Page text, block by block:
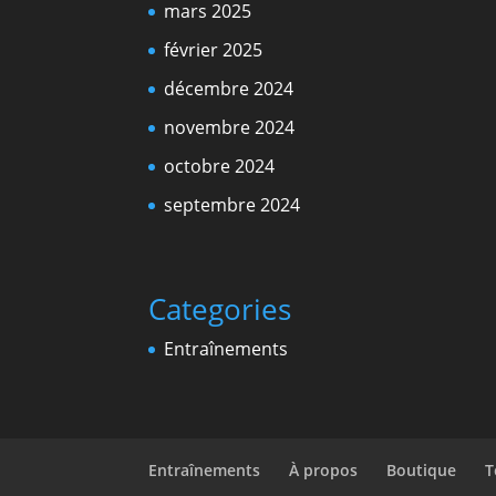
mars 2025
février 2025
décembre 2024
novembre 2024
octobre 2024
septembre 2024
Categories
Entraînements
Entraînements À propos Boutique